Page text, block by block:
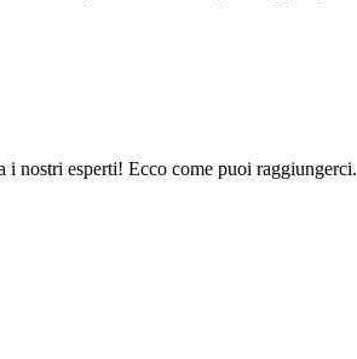
i nostri esperti! Ecco come puoi raggiungerci.